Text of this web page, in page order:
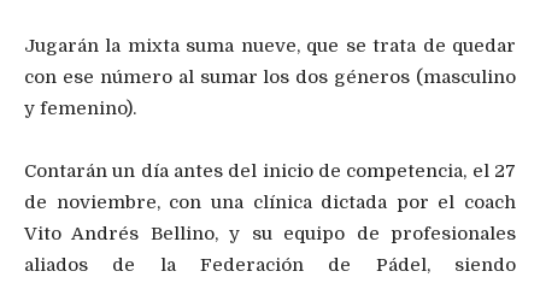
Jugarán la mixta suma nueve, que se trata de quedar
con ese número al sumar los dos géneros (masculino
y femenino).
Contarán un día antes del inicio de competencia, el 27
de noviembre, con una clínica dictada por el coach
Vito Andrés Bellino, y su equipo de profesionales
aliados de la Federación de Pádel, siendo